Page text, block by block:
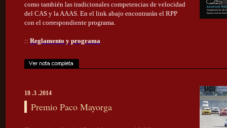
como también las tradicionales competencias de velocidad
del CAS y la AAAS. En el link abajo encontrarán el RPP
con el correspondiente programa.
:: Reglamento y programa
18 .3 .2014
Premio Paco Mayorga